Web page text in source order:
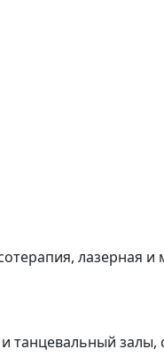
лазерная и
танцевальный